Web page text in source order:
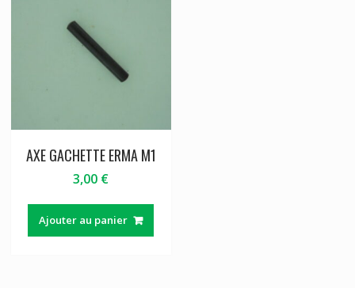
AXE GACHETTE ERMA M1
3,00 €
Ajouter au panier